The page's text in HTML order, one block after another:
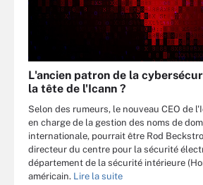
L'ancien patron de la
la tête de l'Icann ?
Selon des rumeurs, le nouveau CEO de
en charge de la gestion des noms de
internationale, pourrait être Rod
directeur du centre pour la sécurité
département de la sécurité intérieure
américain. Lire la suite